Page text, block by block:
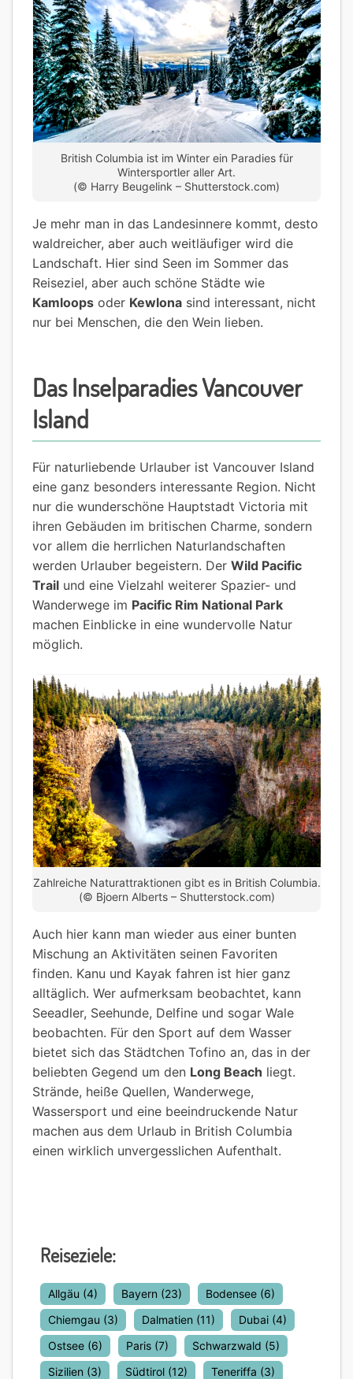
British Columbia ist im Winter ein Paradies für
Wintersportler aller Art.
(© Harry Beugelink – Shutterstock.com)
Je mehr man in das Landesinnere kommt, desto
waldreicher, aber auch weitläufiger wird die
Landschaft. Hier sind Seen im Sommer das
Reiseziel, aber auch schöne Städte wie
Kamloops oder Kewlona sind interessant, nicht
nur bei Menschen, die den Wein lieben.
Das Inselparadies Vancouver
Island
Für naturliebende Urlauber ist Vancouver Island
eine ganz besonders interessante Region. Nicht
nur die wunderschöne Hauptstadt Victoria mit
ihren Gebäuden im britischen Charme, sondern
vor allem die herrlichen Naturlandschaften
werden Urlauber begeistern. Der Wild Pacific
Trail und eine Vielzahl weiterer Spazier- und
Wanderwege im Pacific Rim National Park
machen Einblicke in eine wundervolle Natur
möglich.
Zahlreiche Naturattraktionen gibt es in British Columbia.
(© Bjoern Alberts – Shutterstock.com)
Auch hier kann man wieder aus einer bunten
Mischung an Aktivitäten seinen Favoriten
finden. Kanu und Kayak fahren ist hier ganz
alltäglich. Wer aufmerksam beobachtet, kann
Seeadler, Seehunde, Delfine und sogar Wale
beobachten. Für den Sport auf dem Wasser
bietet sich das Städtchen Tofino an, das in der
beliebten Gegend um den Long Beach liegt.
Strände, heiße Quellen, Wanderwege,
Wassersport und eine beeindruckende Natur
machen aus dem Urlaub in British Columbia
einen wirklich unvergesslichen Aufenthalt.
Reiseziele:
Allgäu (4) Bayern (23) Bodensee (6)
Chiemgau (3) Dalmatien (11) Dubai (4)
Ostsee (6) Paris (7) Schwarzwald (5)
Sizilien (3) Südtirol (12) Teneriffa (3)